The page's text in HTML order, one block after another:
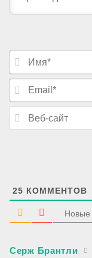
25 КОММЕНТОВ
Новые
Серж Брантли